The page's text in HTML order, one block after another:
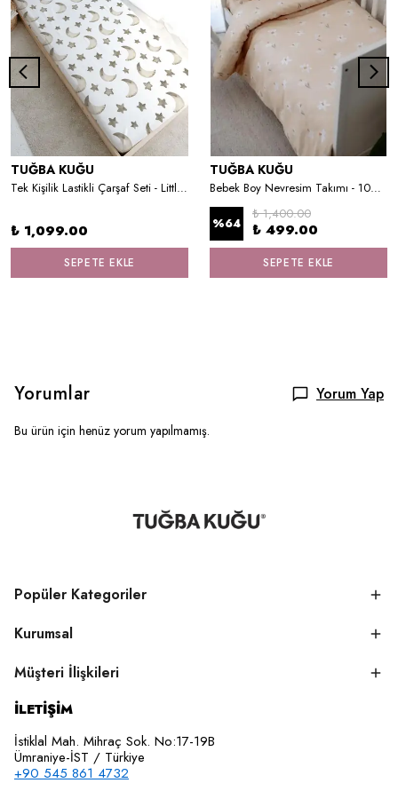
TUĞBA KUĞU
Tek Kişilik Lastikli Çarşaf Seti - Little Lion Series - Z Harfi
₺ 1,099.00
SEPETE EKLE
TUĞBA KUĞU
Bebek Boy Nevresim Takımı - 100x150 cm
%64
₺ 1,400.00
₺ 499.00
SEPETE EKLE
Yorumlar Yorum Yap
Bu ürün için henüz yorum yapılmamış.
Popüler Kategoriler
Kurumsal
Müşteri İlişkileri
İLETİŞİM
İstiklal Mah. Mihraç Sok. No:17-19B
Ümraniye-İST / Türkiye
+90 545 861 4732